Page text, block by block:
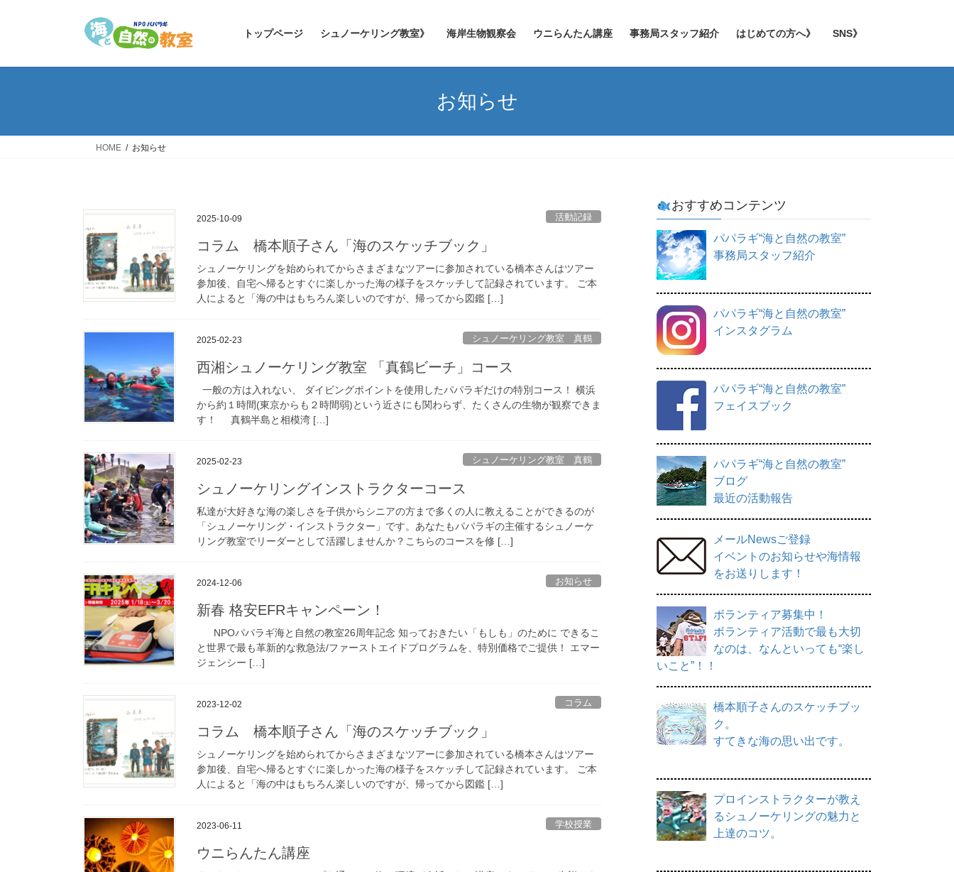
トップページ シュノーケリング教室》 海岸生物観察会 ウニらんたん講座 事務局スタッフ紹介 はじめての方へ》 SNS》
お知らせ
HOME お知らせ
2025-10-09 活動記録
コラム 橋本順子さん「海のスケッチブック」
シュノーケリングを始められてからさまざまなツアーに参加されている橋本さんはツアー
参加後、自宅へ帰るとすぐに楽しかった海の様子をスケッチして記録されています。 ご本
人によると「海の中はもちろん楽しいのですが、帰ってから図鑑 […]
2025-02-23 シュノーケリング教室 真鶴
西湘シュノーケリング教室 「真鶴ビーチ」コース
一般の方は入れない、 ダイビングポイントを使用したパパラギだけの特別コース！ 横浜
から約１時間(東京からも２時間弱)という近さにも関わらず、たくさんの生物が観察できま
す！ 真鶴半島と相模湾 […]
2025-02-23 シュノーケリング教室 真鶴
シュノーケリングインストラクターコース
私達が大好きな海の楽しさを子供からシニアの方まで多くの人に教えることができるのが
「シュノーケリング・インストラクター」です。あなたもパパラギの主催するシュノーケ
リング教室でリーダーとして活躍しませんか？こちらのコースを修 […]
2024-12-06 お知らせ
新春 格安EFRキャンペーン！
NPOパパラギ海と自然の教室26周年記念 知っておきたい「もしも」のために できるこ
と世界で最も革新的な救急法/ファーストエイドプログラムを、特別価格でご提供！ エマー
ジェンシー […]
2023-12-02 コラム
コラム 橋本順子さん「海のスケッチブック」
シュノーケリングを始められてからさまざまなツアーに参加されている橋本さんはツアー
参加後、自宅へ帰るとすぐに楽しかった海の様子をスケッチして記録されています。 ご本
人によると「海の中はもちろん楽しいのですが、帰ってから図鑑 […]
2023-06-11 学校授業
ウニらんたん講座
おすすめコンテンツ
パパラギ“海と自然の教室”
事務局スタッフ紹介
パパラギ“海と自然の教室”
インスタグラム
パパラギ“海と自然の教室”
フェイスブック
パパラギ“海と自然の教室”
ブログ
最近の活動報告
メールNewsご登録
イベントのお知らせや海情報
をお送りします！
ボランティア募集中！
ボランティア活動で最も大切
なのは、なんといっても“楽し
いこと”！！
橋本順子さんのスケッチブッ
ク。
すてきな海の思い出です。
プロインストラクターが教え
るシュノーケリングの魅力と
上達のコツ。